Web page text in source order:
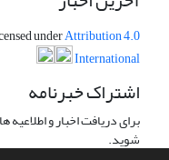
underAttribution 4.0
International
اشتراک خبرنامه
برای دریافت اخبار و
شوید.